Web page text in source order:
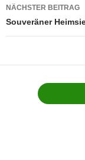
NÄCHSTER BEITRAG
Souveräner